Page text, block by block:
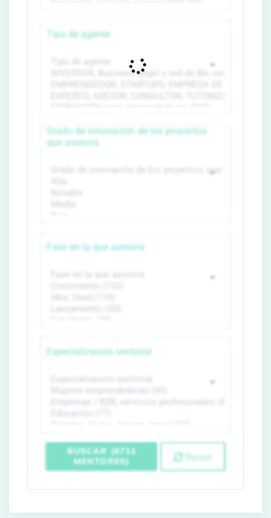
Tipo de agente
Grado de innovación de los proyectos
que asesora
Fase en la que asesora
Especialización sectorial
BUSCAR (6711
MENTORES)
Reset